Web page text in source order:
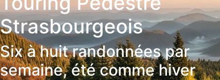
Strasbourgeois
Six à huit randonnées par
semaine, été comme hiver